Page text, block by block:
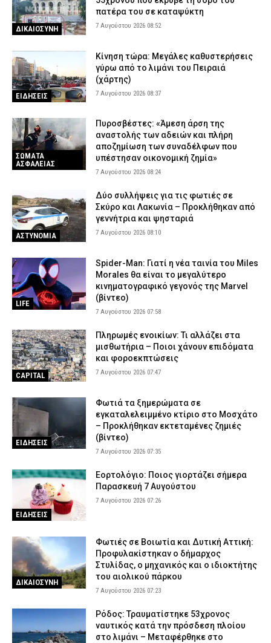
ΔΙΚΑΙΟΣΥΝΗ
πατέρα του σε καταψύκτη
7 Αυγούστου 2026 08:52
ΕΙΔΗΣΕΙΣ
Κίνηση τώρα: Μεγάλες καθυστερήσεις
γύρω από το λιμάνι του Πειραιά
(χάρτης)
7 Αυγούστου 2026 08:37
ΣΩΜΑΤΑ
ΑΣΦΑΛΕΙΑΣ
Πυροσβέστες: «Άμεση άρση της
αναστολής των αδειών και πλήρη
αποζημίωση των συναδέλφων που
υπέστησαν οικονομική ζημία»
7 Αυγούστου 2026 08:24
ΑΣΤΥΝΟΜΙΑ
Δύο συλλήψεις για τις φωτιές σε
Σκύρο και Λακωνία – Προκλήθηκαν από
γεννήτρια και ψησταριά
7 Αυγούστου 2026 08:10
LIFE
Spider-Man: Γιατί η νέα ταινία του Miles
Morales θα είναι το μεγαλύτερο
κινηματογραφικό γεγονός της Marvel
(βίντεο)
7 Αυγούστου 2026 07:58
CAPITAL
Πληρωμές ενοικίων: Τι αλλάζει στα
μισθωτήρια – Ποιοι χάνουν επιδόματα
και φοροεκπτώσεις
7 Αυγούστου 2026 07:47
ΕΙΔΗΣΕΙΣ
Φωτιά τα ξημερώματα σε
εγκαταλελειμμένο κτίριο στο Μοσχάτο
– Προκλήθηκαν εκτεταμένες ζημιές
(βίντεο)
7 Αυγούστου 2026 07:35
ΕΙΔΗΣΕΙΣ
Εορτολόγιο: Ποιος γιορτάζει σήμερα
Παρασκευή 7 Αυγούστου
7 Αυγούστου 2026 07:26
ΔΙΚΑΙΟΣΥΝΗ
Φωτιές σε Βοιωτία και Δυτική Αττική:
Προφυλακίστηκαν ο δήμαρχος
Στυλίδας, ο μηχανικός και ο ιδιοκτήτης
του αιολικού πάρκου
7 Αυγούστου 2026 07:23
Ρόδος: Τραυματίστηκε 53χρονος
ναυτικός κατά την πρόσδεση πλοίου
στο λιμάνι – Μεταφέρθηκε στο